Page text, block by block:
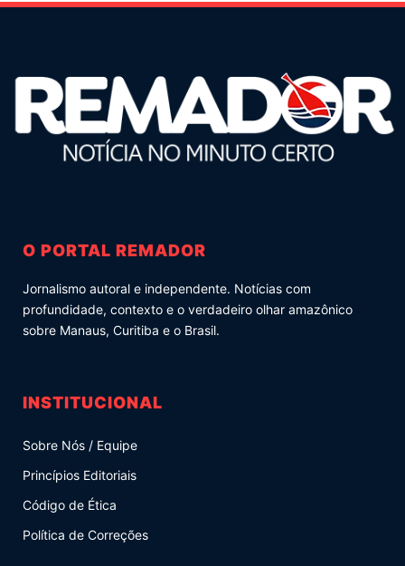
O PORTAL REMADOR
Jornalismo autoral e independente. Notícias com
profundidade, contexto e o verdadeiro olhar amazônico
sobre Manaus, Curitiba e o Brasil.
INSTITUCIONAL
Sobre Nós / Equipe
Princípios Editoriais
Código de Ética
Política de Correções